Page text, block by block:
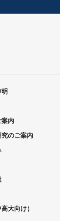
案内
のご案内
大向け）